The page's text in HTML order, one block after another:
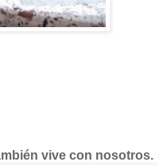
vive con nosotros.